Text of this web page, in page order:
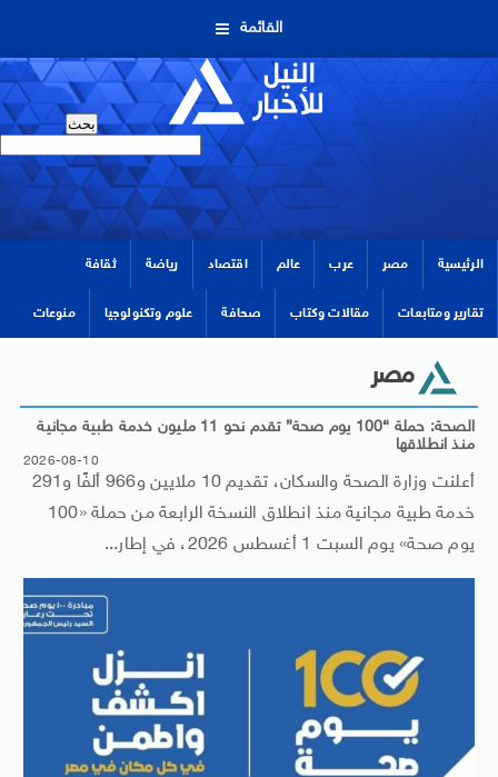
القائمة
الرئيسية مصر عرب عالم اقتصاد رياضة ثقافة
تقارير ومتابعات مقالات وكتاب صحافة علوم وتكنولوجيا منوعات
مصر
الصحة: حملة “100 يوم صحة” تقدم نحو 11 مليون خدمة طبية مجانية
منذ انطلاقها
2026-08-10
أعلنت وزارة الصحة والسكان، تقديم 10 ملايين و966 ألفًا و291
خدمة طبية مجانية منذ انطلاق النسخة الرابعة من حملة «100
يوم صحة» يوم السبت 1 أغسطس 2026، في إطار...